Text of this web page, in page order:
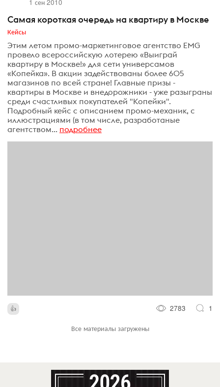
Самая короткая очередь на квартиру в Москве
Кейсы
Этим летом промо-маркетинговое агентство EMG
провело всероссийскую лотерею «Выиграй
квартиру в Москве!» для сети универсамов
«Копейка». В акции задействованы более 605
магазинов по всей стране! Главные призы -
квартиры в Москве и внедорожники - уже разыграны
среди счастливых покупателей "Копейки".
Подробный кейс с описанием промо-механик, с
иллюстрациями (в том числе, разработаные
агентством... подробнее
2783 1
Все материалы загружены